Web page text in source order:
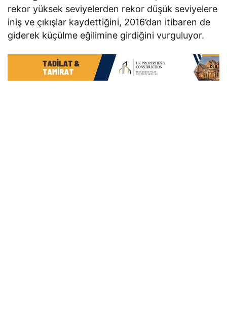
rekor yüksek seviyelerden rekor düşük seviyelere
iniş ve çıkışlar kaydettiğini, 2016’dan itibaren de
giderek küçülme eğilimine girdiğini vurguluyor.